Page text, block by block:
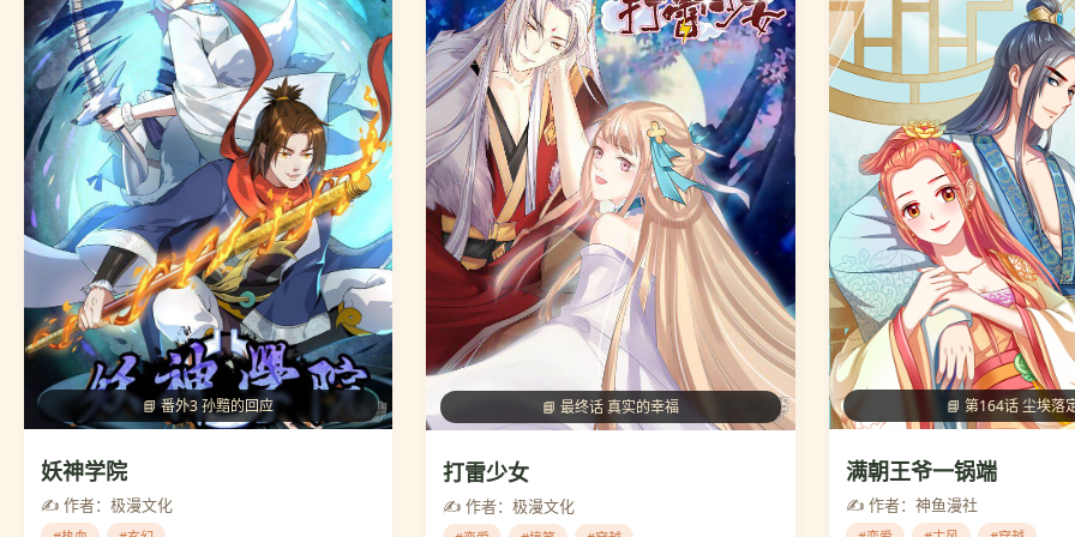
📘 番外3 孙黯的回应
妖神学院
✍️ 作者：极漫文化
📘 最终话 真实的幸福
打雷少女
✍️ 作者：极漫文化
📘 第164话 尘埃落
满朝王爷一锅端
✍️ 作者：神鱼漫社